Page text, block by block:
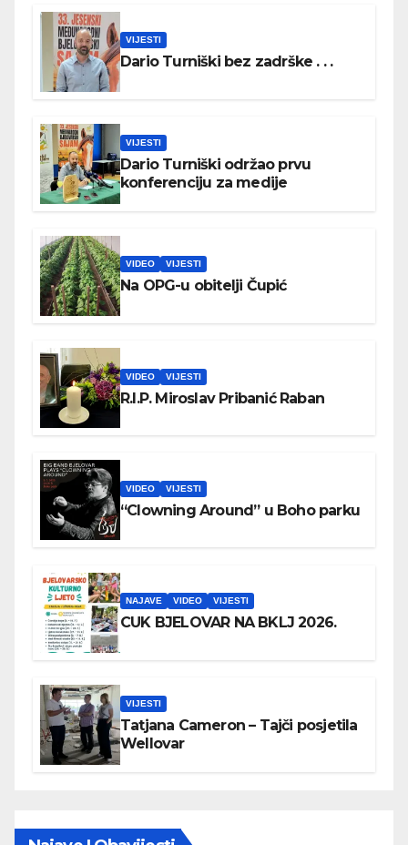
VIJESTI
Dario Turniški bez zadrške . . .
VIJESTI
Dario Turniški održao prvu
konferenciju za medije
VIDEO VIJESTI
Na OPG-u obitelji Čupić
VIDEO VIJESTI
R.I.P. Miroslav Pribanić Raban
VIDEO VIJESTI
“Clowning Around” u Boho parku
NAJAVE VIDEO VIJESTI
CUK BJELOVAR NA BKLJ 2026.
VIJESTI
Tatjana Cameron – Tajči posjetila
Wellovar